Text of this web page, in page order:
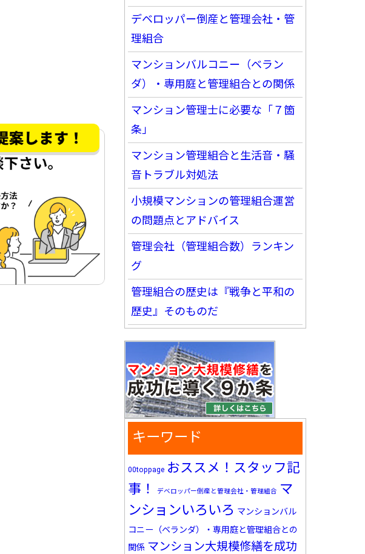
デベロッパー倒産と管理会社・管
理組合
マンションバルコニー（ベラン
ダ）・専用庭と管理組合との関係
マンション管理士に必要な「７箇
条」
マンション管理組合と生活音・騒
音トラブル対処法
小規模マンションの管理組合運営
の問題点とアドバイス
管理会社（管理組合数）ランキン
グ
管理組合の歴史は『戦争と平和の
歴史』そのものだ
キーワード
00toppage おススメ！スタッフ記
事！
デベロッパー倒産と管理会社・管理組合 マ
ンションいろいろ マンションバル
コニー（ベランダ）・専用庭と管理組合との
関係 マンション大規模修繕を成功